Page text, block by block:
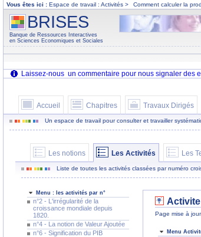
Vous êtes ici : Espace de travail : Activités > Comment calculer la
BRISES
Banque de Ressources Interactives
en Sciences Economiques et Sociales
Accueil Chapitres Travaux Dirigés
Un espace de travail pour consulter et travailler
Les notions Les Activités Les
Liste de toutes les activités classées par numéro
Menu : les activités par n°
n°2 - L'irrégularité de la
croissance mondiale depuis
1820.
n°4 - La notion de Valeur Ajoutée
n°6 - Signification du PIB
Page mise à
Menu